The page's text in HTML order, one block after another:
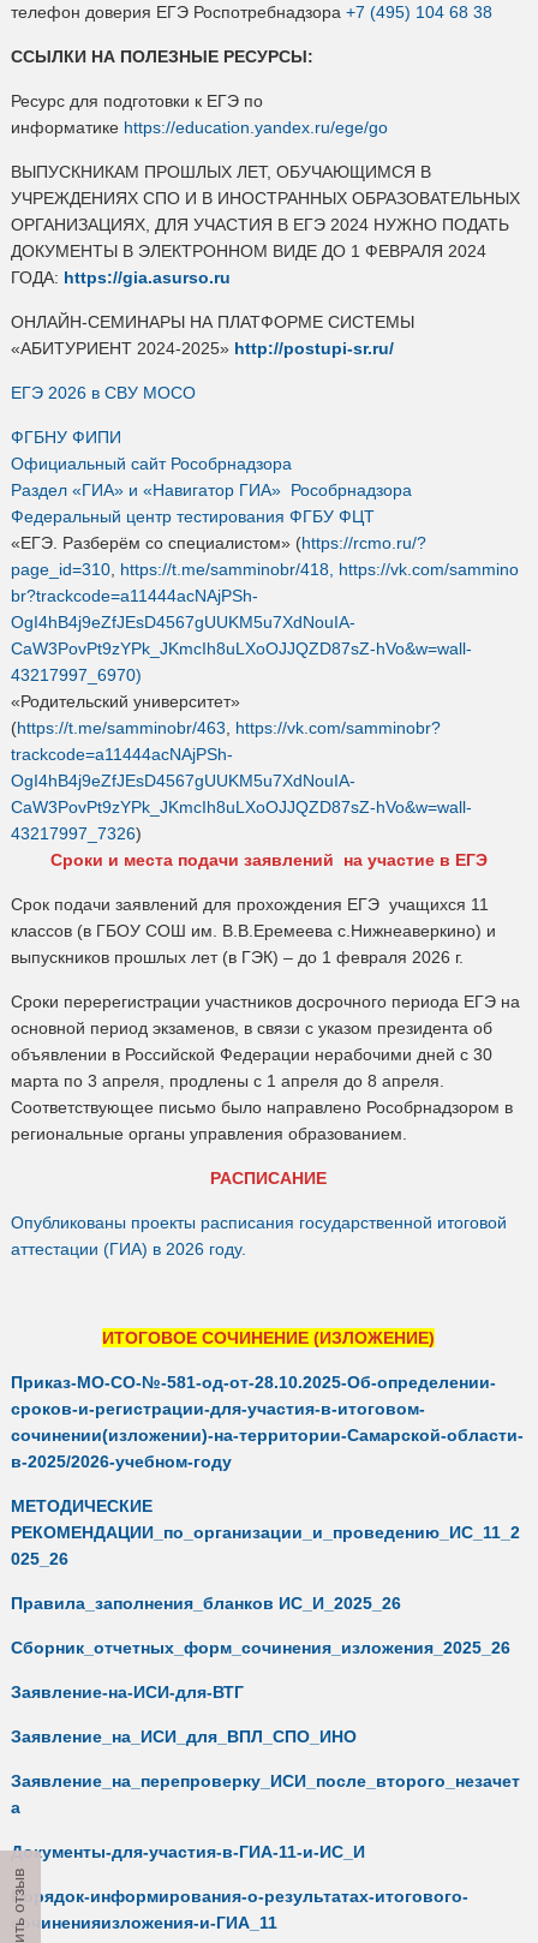
телефон доверия ЕГЭ Роспотребнадзора +7 (495) 104 68 38
ССЫЛКИ НА ПОЛЕЗНЫЕ РЕСУРСЫ:
Ресурс для подготовки к ЕГЭ по
информатике https://education.yandex.ru/ege/go
ВЫПУСКНИКАМ ПРОШЛЫХ ЛЕТ, ОБУЧАЮЩИМСЯ В
УЧРЕЖДЕНИЯХ СПО И В ИНОСТРАННЫХ ОБРАЗОВАТЕЛЬНЫХ
ОРГАНИЗАЦИЯХ, ДЛЯ УЧАСТИЯ В ЕГЭ 2024 НУЖНО ПОДАТЬ
ДОКУМЕНТЫ В ЭЛЕКТРОННОМ ВИДЕ ДО 1 ФЕВРАЛЯ 2024
ГОДА: https://gia.asurso.ru
ОНЛАЙН-СЕМИНАРЫ НА ПЛАТФОРМЕ СИСТЕМЫ
«АБИТУРИЕНТ 2024-2025» http://postupi-sr.ru/
ЕГЭ 2026 в СВУ МОСО
ФГБНУ ФИПИ
Официальный сайт Рособрнадзора
Раздел «ГИА» и «Навигатор ГИА» Рособрнадзора
Федеральный центр тестирования ФГБУ ФЦТ
«ЕГЭ. Разберём со специалистом» (https://rcmo.ru/?
page_id=310, https://t.me/samminobr/418,
https://vk.com/sammino
br?trackcode=a11444acNAjPSh-
OgI4hB4j9eZfJEsD4567gUUKM5u7XdNouIA-
CaW3PovPt9zYPk_JKmcIh8uLXoOJJQZD87sZ-hVo&w=wall-
43217997_6970)
«Родительский университет»
(https://t.me/samminobr/463
https://vk.com/samminobr?
trackcode=a11444acNAjPSh-
OgI4hB4j9eZfJEsD4567gUUKM5u7XdNouIA-
CaW3PovPt9zYPk_JKmcIh8uLXoOJJQZD87sZ-hVo&w=wall-
43217997_7326)
Сроки и места подачи заявлений на участие в ЕГЭ
Срок подачи заявлений для прохождения ЕГЭ учащихся 11
классов (в ГБОУ СОШ им. В.В.Еремеева с.Нижнеаверкино) и
выпускников прошлых лет (в ГЭК) – до 1 февраля 2026 г.
Сроки перерегистрации участников досрочного периода ЕГЭ на
основной период экзаменов, в связи с указом президента об
объявлении в Российской Федерации нерабочими дней с 30
марта по 3 апреля, продлены с 1 апреля до 8 апреля.
Соответствующее письмо было направлено Рособрнадзором в
региональные органы управления образованием.
РАСПИСАНИЕ
Опубликованы проекты расписания государственной итоговой
аттестации (ГИА) в 2026 году.
ИТОГОВОЕ СОЧИНЕНИЕ (ИЗЛОЖЕНИЕ)
Приказ-МО-СО-№-581-од-от-28.10.2025-Об-определении-
сроков-и-регистрации-для-участия-в-итоговом-
сочинении(изложении)-на-территории-Самарской-области-
в-2025/2026-учебном-году
МЕТОДИЧЕСКИЕ
РЕКОМЕНДАЦИИ_по_организации_и_проведению_ИС_11_2
025_26
Правила_заполнения_бланков ИС_И_2025_26
Сборник_отчетных_форм_сочинения_изложения_2025_26
Заявление-на-ИСИ-для-ВТГ
Заявление_на_ИСИ_для_ВПЛ_СПО_ИНО
Заявление_на_перепроверку_ИСИ_после_второго_незачет
а
Документы-для-участия-в-ГИА-11-и-ИС_И
Порядок-информирования-о-результатах-итогового-
сочиненияизложения-и-ГИА_11